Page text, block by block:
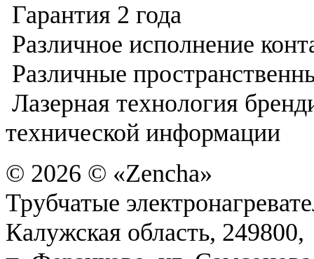
Гарантия 2 года
Различное исполнение
Различные
Лазерная технология
технической информации
© 2026 © «Zencha»
Трубчатые
Калужская область, 249800,